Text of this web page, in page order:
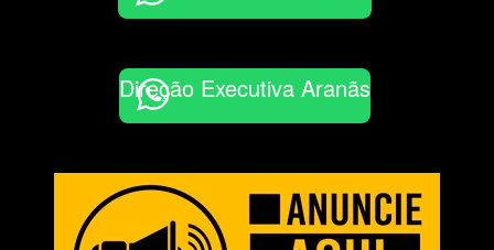
Direção Executiva Aranãs